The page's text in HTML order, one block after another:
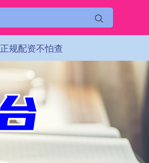
正规配资不怕查